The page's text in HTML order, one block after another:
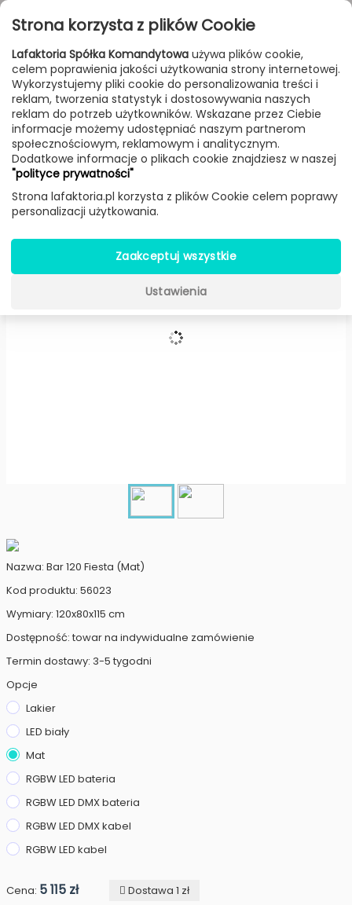
Przejdź do treści
FILTROWANIE & SORTOWANIE
Meble Producenci Vondom Produkt
Bar 120 Fiesta (Mat) -Vondom
Nazwa: Bar 120 Fiesta (Mat)
Kod produktu: 56023
Wymiary: 120x80x115 cm
Dostępność: towar na indywidualne zamówienie
Termin dostawy: 3-5 tygodni
Opcje
Lakier
LED biały
Mat
RGBW LED bateria
RGBW LED DMX bateria
RGBW LED DMX kabel
RGBW LED kabel
Cena: 5 115 zł
Dostawa 1 zł
Strona korzysta z plików Cookie
Lafaktoria Spółka Komandytowa używa plików cookie,
celem poprawienia jakości użytkowania strony internetowej.
Wykorzystujemy pliki cookie do personalizowania treści i
reklam, tworzenia statystyk i dostosowywania naszych
reklam do potrzeb użytkowników. Wskazane przez Ciebie
informacje możemy udostępniać naszym partnerom
społecznościowym, reklamowym i analitycznym.
Dodatkowe informacje o plikach cookie znajdziesz w naszej
"polityce prywatności"
Strona lafaktoria.pl korzysta z plików Cookie celem poprawy
personalizacji użytkowania.
Zaakceptuj wszystkie
Ustawienia